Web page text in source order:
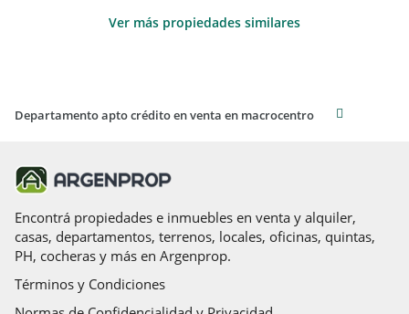
Ver más propiedades similares
Departamento apto crédito en venta en macrocentro
Encontrá propiedades e inmuebles en venta y alquiler,
casas, departamentos, terrenos, locales, oficinas, quintas,
PH, cocheras y más en Argenprop.
Términos y Condiciones